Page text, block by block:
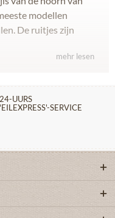
modellen
De ruitjes zijn
hoeveelheid kleuren
overhemd kan
worden in het
even wat anders,
stoffen erg
blouse heren ook
mehr lesen
24-UURS
'EILEXPRESS'-SERVICE